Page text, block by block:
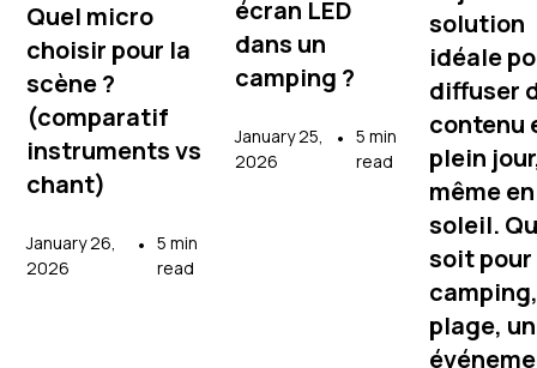
Quel micro
choisir pour la
scène ?
(comparatif
instruments vs
chant)
January 26,
2026
• 5 min
read
écran LED
dans un
camping ?
January 25,
2026
• 5 min
read
solution
idéale
diffuser
contenu
plein
même
soleil.
soit pour
plage, un